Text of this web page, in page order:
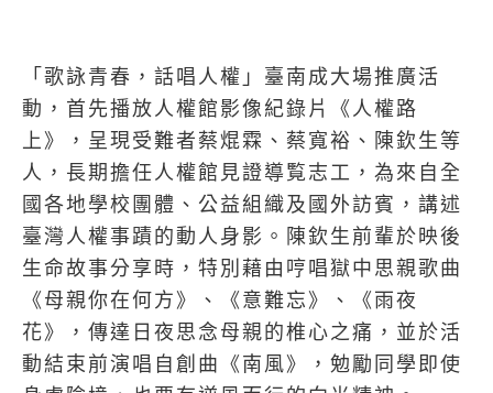
「歌詠青春，話唱人權」臺南成大場推廣活
動，首先播放人權館影像紀錄片《人權路
上》，呈現受難者蔡焜霖、蔡寬裕、陳欽生等
人，長期擔任人權館見證導覧志工，為來自全
國各地學校團體、公益組織及國外訪賓，講述
臺灣人權事蹟的動人身影。陳欽生前輩於映後
生命故事分享時，特別藉由哼唱獄中思親歌曲
《母親你在何方》、《意難忘》、《雨夜
花》，傳達日夜思念母親的椎心之痛，並於活
動結束前演唱自創曲《南風》，勉勵同學即使